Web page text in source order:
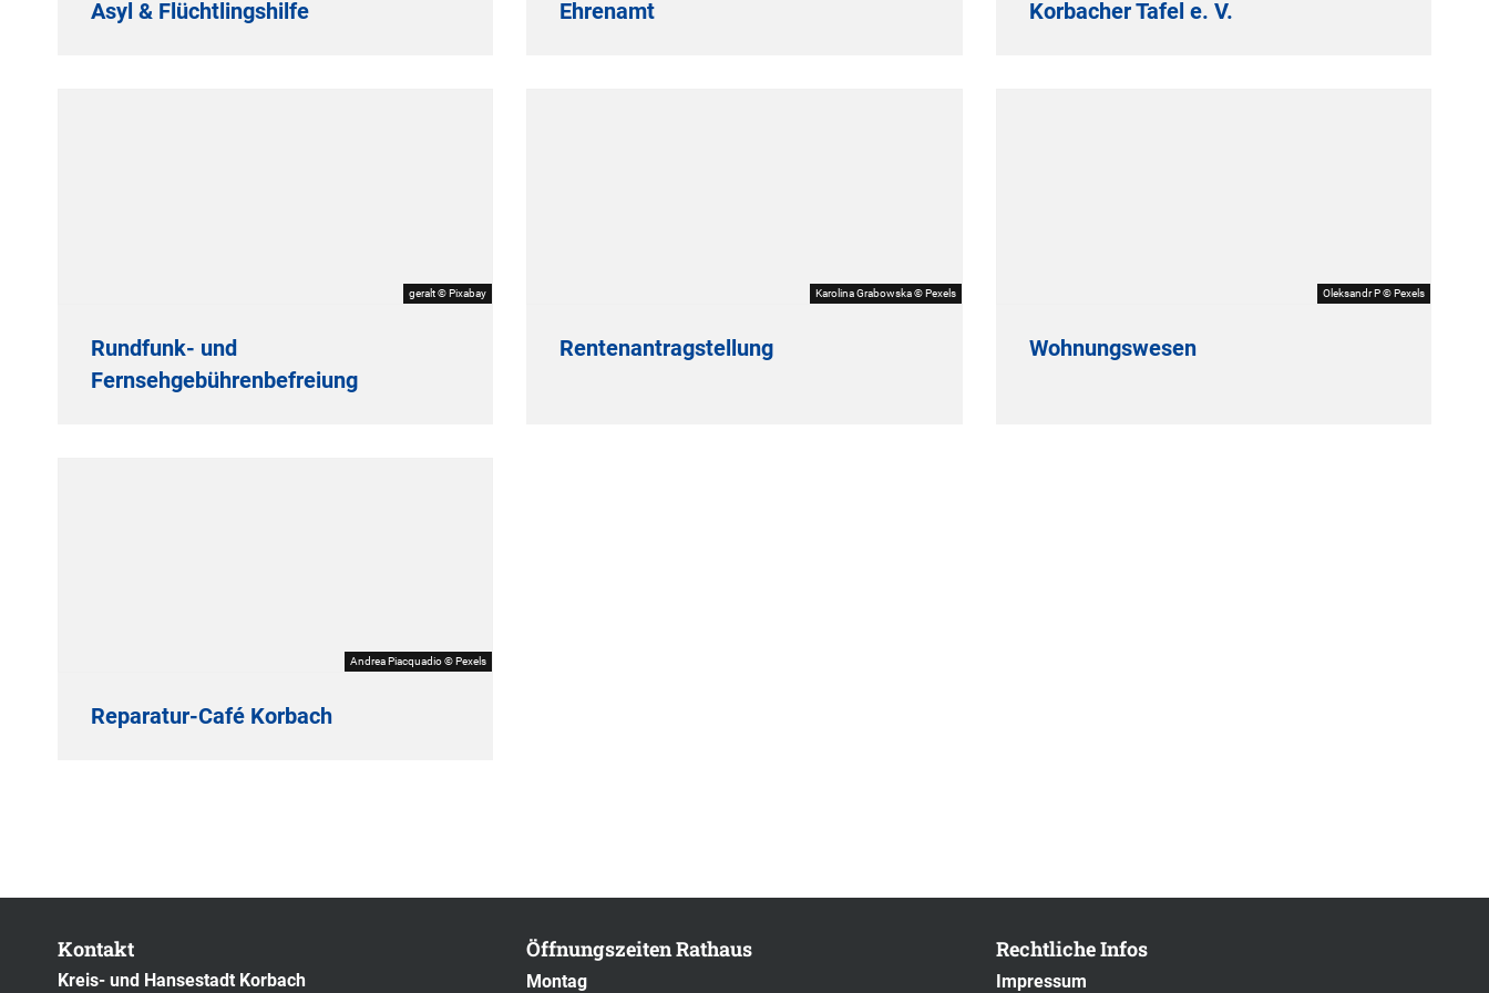
Asyl & Flüchtlingshilfe Ehrenamt Korbacher Tafel e. V.
geralt © Pixabay
Rundfunk- und
Fernsehgebührenbefreiung
Karolina Grabowska © Pexels
Rentenantragstellung
Oleksandr P © Pexels
Wohnungswesen
Andrea Piacquadio © Pexels
Reparatur-Café Korbach
Kontakt
Kreis- und Hansestadt Korbach
Öffnungszeiten Rathaus
Montag
Rechtliche Infos
Impressum